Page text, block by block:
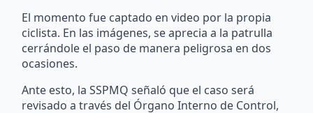
El momento fue captado en video por la propia
ciclista. En las imágenes, se aprecia a la patrulla
cerrándole el paso de manera peligrosa en dos
ocasiones.
Ante esto, la SSPMQ señaló que el caso será
revisado a través del Órgano Interno de Control,